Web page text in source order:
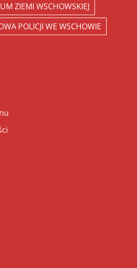
ZIEMI WSCHOWSKIEJ
POLICJI WE WSCHOWIE